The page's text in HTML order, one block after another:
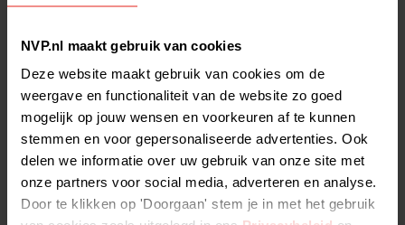
NVP.nl maakt gebruik van cookies
Deze website maakt gebruik van cookies om de
weergave en functionaliteit van de website zo goed
mogelijk op jouw wensen en voorkeuren af te kunnen
stemmen en voor gepersonaliseerde advertenties. Ook
delen we informatie over uw gebruik van onze site met
onze partners voor social media, adverteren en analyse.
Door te klikken op 'Doorgaan' stem je in met het gebruik
2025
2025-06-16 08:33:19
The Level 20 Netherlands
Diversity Report 2025
launched last week and
reveals encouraging progress in gender
representation across Dutch PE and VC
investment teams. 1) Overall, women now
represent 18%…